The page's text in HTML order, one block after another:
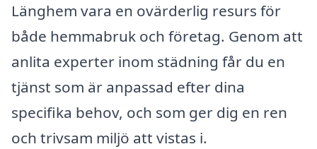
Länghem vara en ovärderlig resurs för
både hemmabruk och företag. Genom att
anlita experter inom städning får du en
tjänst som är anpassad efter dina
specifika behov, och som ger dig en ren
och trivsam miljö att vistas i.